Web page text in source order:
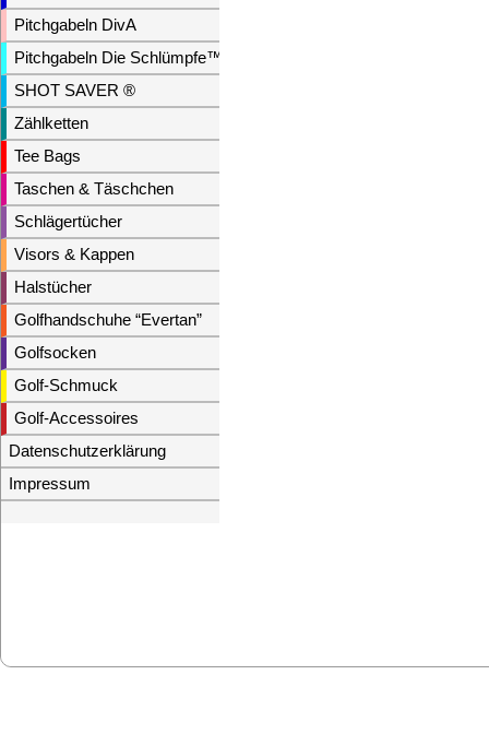
Pitchgabeln DivA
Pitchgabeln Die Schlümpfe™
SHOT SAVER ®
Zählketten
Tee Bags
Taschen & Täschchen
Schlägertücher
Visors & Kappen
Halstücher
Golfhandschuhe “Evertan”
Golfsocken
Golf-Schmuck
Golf-Accessoires
Datenschutzerklärung
Impressum